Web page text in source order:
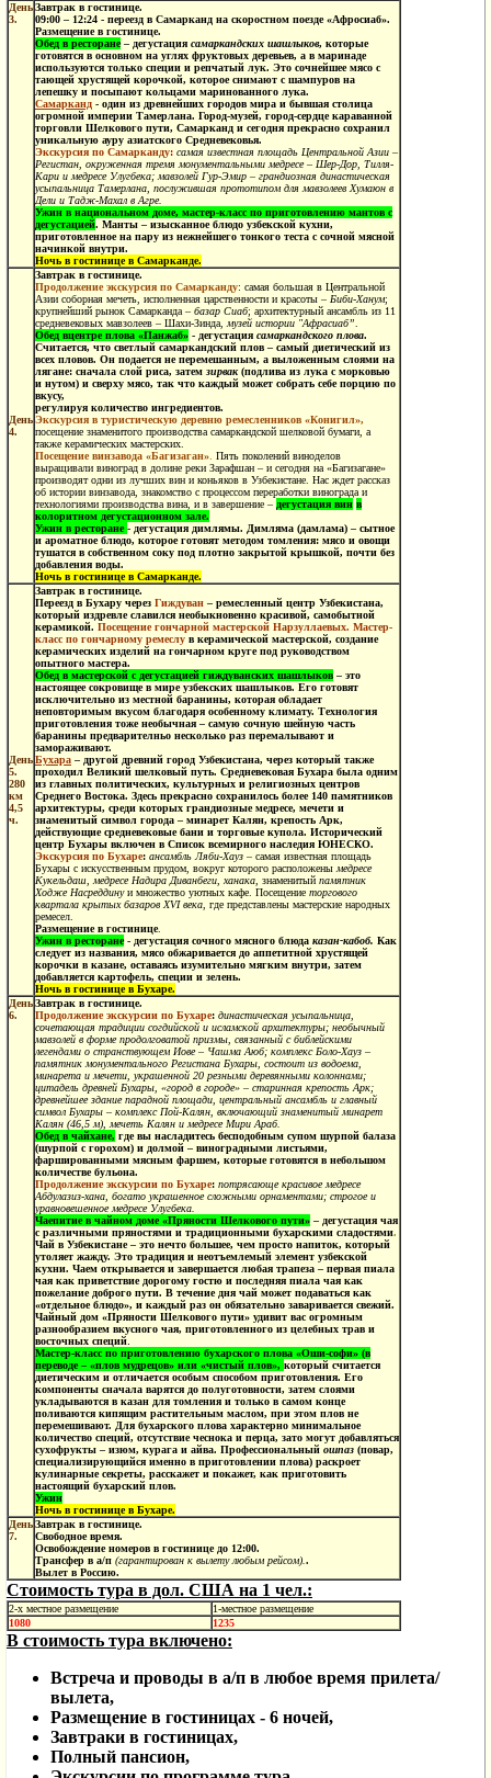
День
3.
Завтрак в гостинице.
09:00 – 12:24 - переезд в Самарканд на скоростном поезде «Афросиаб».
Размещение в гостинице.
Обед в ресторане– дегустация самаркандских шашлыков, которые
готовятся в основном на углях фруктовых деревьев, а в маринаде
используются только специи и репчатый лук. Это сочнейшее мясо с
тающей хрустящей корочкой, которое снимают с шампуров на
лепешку и посыпают кольцами маринованного лука.
Самарканд - один из древнейших городов мира и бывшая столица
огромной империи Тамерлана. Город-музей, город-сердце караванной
торговли Шелкового пути, Самарканд и сегодня прекрасно сохранил
уникальную ауру азиатского Средневековья.
Экскурсия по Самарканду: самая известная площадь Центральной Азии –
Регистан, окруженная тремя монументальными медресе – Шер-Дор, Тилля-
Кари и медресе Улугбека; мавзолей Гур-Эмир – грандиозная династическая
усыпальница Тамерлана, послужившая прототипом для мавзолеев Хумаюн в
Дели и Тадж-Махал в Агре.
Ужин в национальном доме, мастер-класс по приготовлению мантов с
дегустацией. Манты – изысканное блюдо узбекской кухни,
приготовленное на пару из нежнейшего тонкого теста с сочной мясной
начинкой внутри.
Ночь в гостинице в Самарканде.
День
4.
Завтрак в гостинице.
Продолжение экскурсия по Самарканду: самая большая в Центральной
Азии соборная мечеть, исполненная царственности и красоты – Биби-Ханум;
крупнейший рынок Самарканда – базар Сиаб; архитектурный ансамбль из 11
средневековых мавзолеев – Шахи-Зинда, музей истории "Афрасиаб”
Обед вцентре плова «Панжаб» - дегустация самаркандского плова.
Считается, что светлый самаркандский плов – самый диетический из
всех пловов. Он подается не перемешанным, а выложенным слоями на
лягане: сначала слой риса, затем зирвак(подлива из лука с морковью
и нутом) и сверху мясо, так что каждый может собрать себе порцию по
вкусу,
регулируя количество ингредиентов.
Экскурсия в туристическую деревню ремесленников «Конигил»,
посещение знаменитого производства самаркандской шелковой бумаги, а
также керамических мастерских.
Посещение винзавода «Багизаган» Пять поколений виноделов
выращивали виноград в долине реки Зарафшан – и сегодня на «Багизагане»
производят одни из лучших вин и коньяков в Узбекистане. Нас ждет рассказ
об истории винзавода, знакомство с процессом переработки винограда и
технологиями производства вина, и в завершение – дегустация вин в
колоритном дегустационном зале.
Ужин в ресторане- дегустация димлямы. Димляма (дамлама) – сытное
и ароматное блюдо, которое готовят методом томления: мясо и овощи
тушатся в собственном соку под плотно закрытой крышкой, почти без
добавления воды.
Ночь в гостинице в Самарканде.
День
5.
280
км
4,5
ч.
Завтрак в гостинице.
Переезд в Бухару через Гиждуван – ремесленный центр Узбекистана,
который издревле славился необыкновенно красивой, самобытной
керамикой. Посещение гончарной мастерской Нарзуллаевых. Мастер-
класс по гончарному ремеслу в керамической мастерской, создание
керамических изделий на гончарном круге под руководством
опытного мастера.
Обед в мастерской с дегустацией гиждуванских шашлыков – это
настоящее сокровище в мире узбекских шашлыков. Его готовят
исключительно из местной баранины, которая обладает
неповторимым вкусом благодаря особенному климату. Технология
приготовления тоже необычная – самую сочную шейную часть
баранины предварителньо несколько раз перемалывают и
замораживают.
Бухара – другой древний город Узбекистана, через который также
проходил Великий шелковый путь. Средневековая Бухара была одним
из главных политических, культурных и религиозных центров
Среднего Востока. Здесь прекрасно сохранилось более 140 памятников
архитектуры, среди которых грандиозные медресе, мечети и
знаменитый символ города – минарет Калян, крепость Арк,
действующие средневековые бани и торговые купола. Исторический
центр Бухары включен в Список всемирного наследия ЮНЕСКО.
Экскурсия по Бухаре: ансамбль Ляби-Хауз – самая известная площадь
Бухары с искусственным прудом, вокруг которого расположены медресе
Кукельдаш, медресе Надира Диванбеги, ханака, знаменитый памятник
Ходже Насреддинуи множество уютных кафе. Посещение торгового
квартала крытых базаров XVI века , где представлены мастерские народных
ремесел.
Размещение в гостинице.
Ужин в ресторане - дегустация сочного мясного блюда казан-кабоб. Как
следует из названия, мясо обжаривается до аппетитной хрустящей
корочки в казане, оставаясь изумительно мягким внутри, затем
добавляется картофель, специи и зелень.
Ночь в гостинице в Бухаре.
День
6.
Завтрак в гостинице.
Продолжение экскурсии по Бухаре: династическая усыпальница,
сочетающая традиции согдийской и исламской архитектуры; необычный
мавзолей в форме продолговатой призмы, связанный с библейскими
легендами о странствующем Иове – Чашма Аюб; комплекс Боло-Хауз –
памятник монументального Регистана Бухары, состоит из водоема,
минарета и мечети, украшенной 20 резными деревянными колоннами;
цитадель древней Бухары, «город в городе» – старинная крепость Арк;
древнейшее здание парадной площади, центральный ансамбль и главный
символ Бухары – комплекс Пой-Калян, включающий знаменитый минарет
Калян (46,5 м), мечеть Калян и медресе Мири Араб.
Обед в чайхане, где вы насладитесь бесподобным супом шурпой балаза
(шурпой с горохом) и долмой – виноградными листьями,
фаршированными мясным фаршем, которые готовятся в небольшом
количестве бульона.
Продолжение экскурсии по Бухаре: потрясающе красивое медресе
Абдулазиз-хана, богато украшенное сложными орнаментами; строгое и
уравновешенное медресе Улугбека.
Чаепитие в чайном доме «Пряности Шелкового пути» – дегустация чая
с различными пряностями и традиционными бухарскими сладостями.
Чай в Узбекистане – это нечто большее, чем просто напиток, который
утоляет жажду. Это традиция и неотъемлемый элемент узбекской
кухни. Чаем открывается и завершается любая трапеза – первая пиала
чая как приветствие дорогому гостю и последняя пиала чая как
пожелание доброго пути. В течение дня чай может подаваться как
«отдельное блюдо», и каждый раз он обязательно заваривается свежий.
Чайный дом «Пряности Шелкового пути» удивит вас огромным
разнообразием вкусного чая, приготовленного из целебных трав и
восточных специй
Мастер-класс по приготовлению бухарского плова «Оши-софи» (в
переводе – «плов мудрецов» или «чистый плов», который считается
диетическим и отличается особым способом приготовления. Его
компоненты сначала варятся до полуготовности, затем слоями
укладываются в казан для томления и только в самом конце
поливаются кипящим растительным маслом, при этом плов не
перемешивают. Для бухарского плова характерно минимальное
количество специй, отсутствие чеснока и перца, зато могут добавляться
сухофрукты – изюм, курага и айва. Профессиональный ошпаз (повар,
специализирующийся именно в приготовлении плова) раскроет
кулинарные секреты, расскажет и покажет, как приготовить
настоящий бухарский плов.
Ужин
Ночь в гостинице в Бухаре.
День
7.
Завтрак в гостинице.
Свободное время.
Освобождение номеров в гостинице до 12:00.
Трансфер в а/п (гарантирован к вылету любым рейсом). .
Вылет в Россию.
Стоимость тура в дол. США на 1 чел.:
2-х местное размещение
1-местное размещение
1080
1235
В стоимость тура включено:
Встреча и проводы в а/п в любое время прилета/
вылета,
Размещение в гостиницах - 6 ночей,
Завтраки в гостиницах,
Полный пансион,